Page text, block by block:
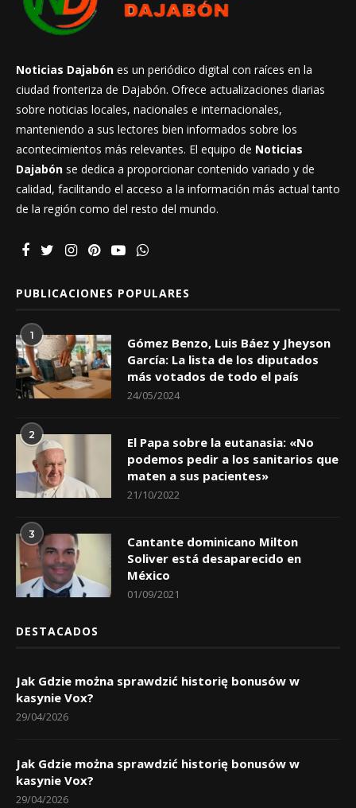
Noticias Dajabón es un periódico digital con raíces en la
ciudad fronteriza de Dajabón. Ofrece actualizaciones diarias
sobre noticias locales, nacionales e internacionales,
manteniendo a sus lectores bien informados sobre los
acontecimientos más relevantes. El equipo de Noticias
Dajabón se dedica a proporcionar contenido variado y de
calidad, facilitando el acceso a la información más actual tanto
de la región como del resto del mundo.
PUBLICACIONES POPULARES
1
Gómez Benzo, Luis Báez y Jheyson
García: La lista de los diputados
más votados de todo el país
24/05/2024
2
El Papa sobre la eutanasia: «No
podemos pedir a los sanitarios que
maten a sus pacientes»
21/10/2022
3
Cantante dominicano Milton
Soliver está desaparecido en
México
01/09/2021
DESTACADOS
Jak Gdzie można sprawdzić historię bonusów w
kasynie Vox?
29/04/2026
Jak Gdzie można sprawdzić historię bonusów w
kasynie Vox?
29/04/2026